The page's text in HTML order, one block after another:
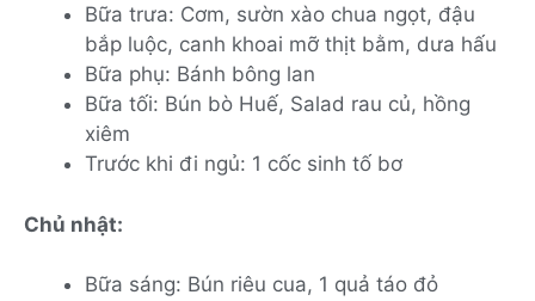
Bữa trưa: Cơm, sườn xào chua ngọt, đậu
bắp luộc, canh khoai mỡ thịt bằm, dưa hấu
Bữa phụ: Bánh bông lan
Bữa tối: Bún bò Huế, Salad rau củ, hồng
xiêm
Trước khi đi ngủ: 1 cốc sinh tố bơ
Chủ nhật:
Bữa sáng: Bún riêu cua, 1 quả táo đỏ